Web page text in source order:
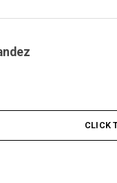
CLICK